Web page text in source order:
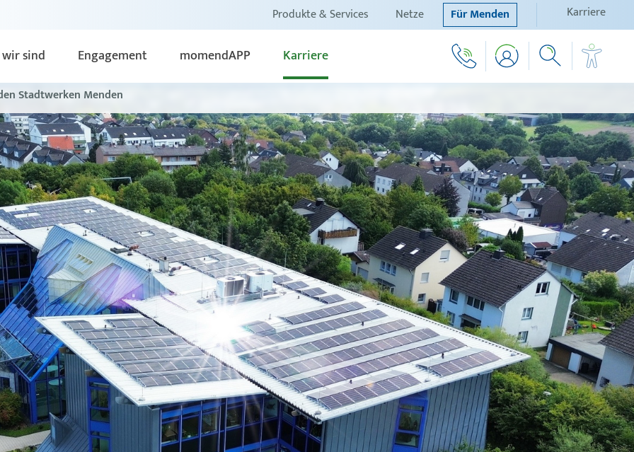
Produkte & Services Netze Für Menden Karriere
sind Engagement momendAPP Karriere
Stadtwerken Menden
Schrift vergrößern
Schrift verkleinern
Wortabstand vergrößern
Wortabstand verkleinern
Zeilenabstand vergrößern
Zeilenabstand verkleinern
Graustufen
Großer Mauszeiger
Lesehilfe